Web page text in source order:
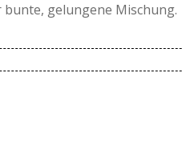
gelungene Mischung.